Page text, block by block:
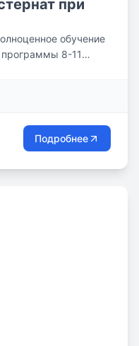
при
обучение
8-11
Подробнее